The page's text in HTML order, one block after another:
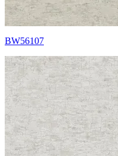
BW56107